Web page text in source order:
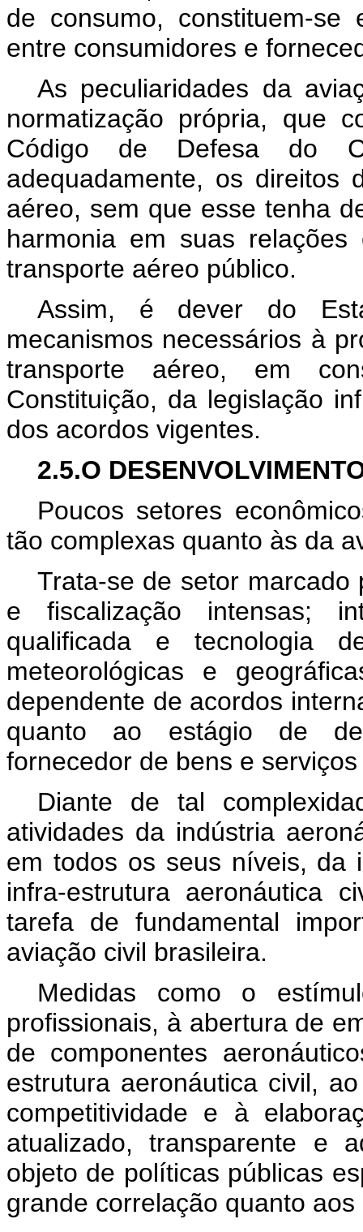
de consumo, constituem-se
entre consumidores e
As peculiaridades da
normatização própria, que
Código de Defesa do
adequadamente, os direitos
aéreo, sem que esse tenha
harmonia em suas
transporte aéreo público.
Assim, é dever do
mecanismos necessários à
transporte aéreo, em
Constituição, da legislação
dos acordos vigentes.
2.5.O
Poucos setores
tão complexas quanto às da
Trata-se de setor
e fiscalização intensas;
qualificada e tecnologia
meteorológicas e
dependente de acordos
quanto ao estágio de
fornecedor de bens e
Diante de tal
atividades da indústria
em todos os seus níveis, da
infra-estrutura aeronáutica
tarefa de fundamental
aviação civil brasileira.
Medidas como o
profissionais, à abertura de
de componentes
estrutura aeronáutica civil,
competitividade e à
atualizado, transparente e
objeto de políticas públicas
grande correlação quanto